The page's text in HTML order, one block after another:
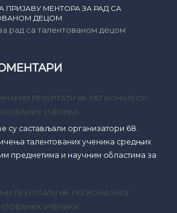
ПРИЈАВУ МЕНТОРА ЗА РАД СА
ДЕЦОМ
рад са талентованом децом
РЕЗУЛТАТИ 68. РЕГИОНАЛНОГ
УЧЕНИКА
су састављали организатори 68.
талентованих ученика средњих
предметима и научним областима за
РЕЗУЛТАТИ 68. РЕГИОНАЛНОГ
УЧЕНИКА